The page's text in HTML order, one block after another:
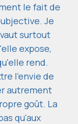
le fait de
Je
surtout
expose,
rend.
l'envie de
autrement
goût. La
qu'aux